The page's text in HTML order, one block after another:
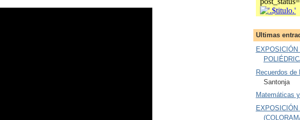
Ultimas
Recuerdos de
Santonja
Matemáticas